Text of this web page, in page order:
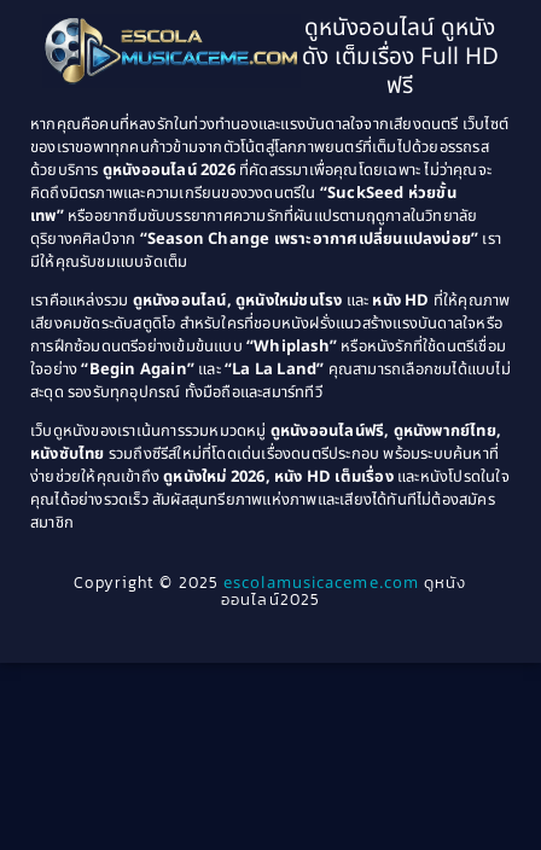
Classic หนังคลาสสิก(25)
Classic หนังคลาสสิก(134)
Classic หนังคลาสสิก(21)
Comedy ตลก(515)
Comedy ตลก(46)
Coming of Age ก้าวพ้นวัย(1)
Coming-of-Age(3)
Community(1)
Crime อาชญากรรม(289)
Cult Film(4)
1995
1994
1993
1992
1989
1988
1987
1986
1985
1984
1983
1982
1979
1978
1976
1975
1974
1971
1970
1969
1968
1964
1963
1940
ดูหนังออนไลน์ ดูหนัง
ดัง เต็มเรื่อง Full HD
ฟรี
หากคุณคือคนที่หลงรักในท่วงทำนองและแรงบันดาลใจจากเสียงดนตรี เว็บไซต์
ของเราขอพาทุกคนก้าวข้ามจากตัวโน้ตสู่โลกภาพยนตร์ที่เต็มไปด้วยอรรถรส
ด้วยบริการ ดูหนังออนไลน์ 2026ที่คัดสรรมาเพื่อคุณโดยเฉพาะ ไม่ว่าคุณจะ
คิดถึงมิตรภาพและความเกรียนของวงดนตรีใน “SuckSeed ห่วยขั้น
เทพ”หรืออยากซึมซับบรรยากาศความรักที่ผันแปรตามฤดูกาลในวิทยาลัย
ดุริยางคศิลป์จาก “Season Change เพราะอากาศเปลี่ยนแปลงบ่อย” เรา
มีให้คุณรับชมแบบจัดเต็ม
เราคือแหล่งรวม ดูหนังออนไลน์, ดูหนังใหม่ชนโรง และ หนัง HD ที่ให้คุณภาพ
เสียงคมชัดระดับสตูดิโอ สำหรับใครที่ชอบหนังฝรั่งแนวสร้างแรงบันดาลใจหรือ
การฝึกซ้อมดนตรีอย่างเข้มข้นแบบ “Whiplash” หรือหนังรักที่ใช้ดนตรีเชื่อม
ใจอย่าง“Begin Again” และ“La La Land” คุณสามารถเลือกชมได้แบบไม่
สะดุด รองรับทุกอุปกรณ์ ทั้งมือถือและสมาร์ททีวี
เว็บดูหนังของเราเน้นการรวมหมวดหมู่ ดูหนังออนไลน์ฟรี, ดูหนังพากย์ไทย,
หนังซับไทย รวมถึงซีรีส์ใหม่ที่โดดเด่นเรื่องดนตรีประกอบ พร้อมระบบค้นหาที่
ง่ายช่วยให้คุณเข้าถึงดูหนังใหม่ 2026, หนัง HD เต็มเรื่องและหนังโปรดในใจ
คุณได้อย่างรวดเร็ว สัมผัสสุนทรียภาพแห่งภาพและเสียงได้ทันทีไม่ต้องสมัคร
สมาชิก
Copyright © 2025escolamusicaceme.com ดูหนัง
ออนไลน์2025